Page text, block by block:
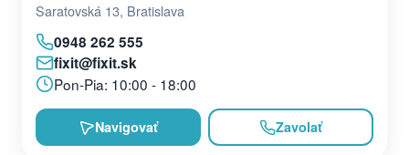
Saratovská 13, Bratislava
0948 262 555
fixit@fixit.sk
Pon-Pia: 10:00 - 18:00
Navigovať Zavolať